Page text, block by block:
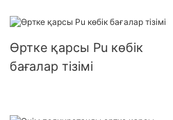
Өртке қарсы Pu көбік
бағалар тізімі